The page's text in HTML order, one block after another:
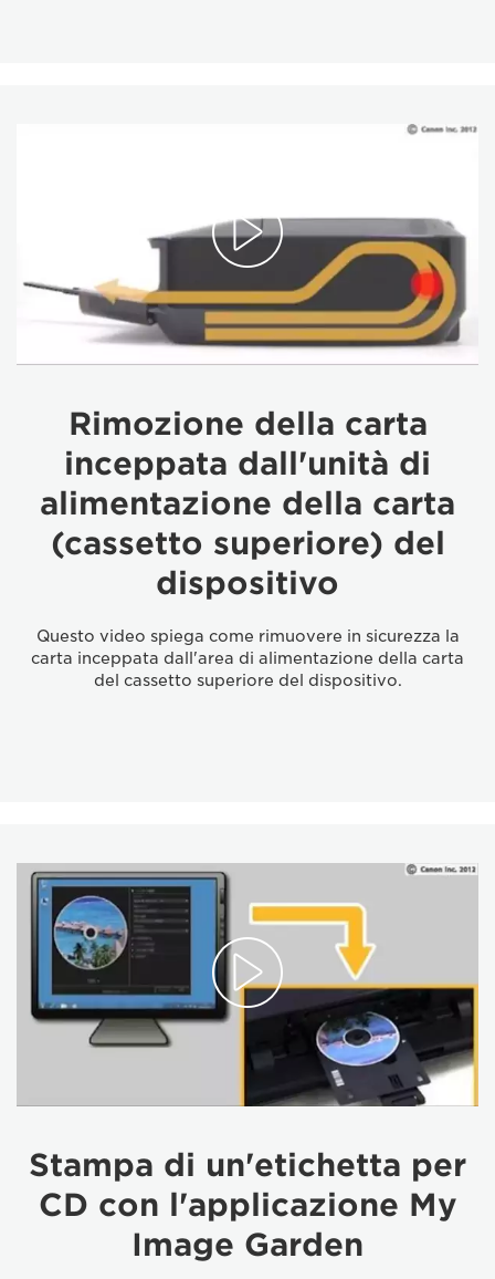
Rimozione della carta
inceppata dall'unità di
alimentazione della carta
(cassetto superiore) del
dispositivo
Questo video spiega come rimuovere in sicurezza la
carta inceppata dall'area di alimentazione della carta
del cassetto superiore del dispositivo.
Stampa di un'etichetta per
CD con l'applicazione My
Image Garden